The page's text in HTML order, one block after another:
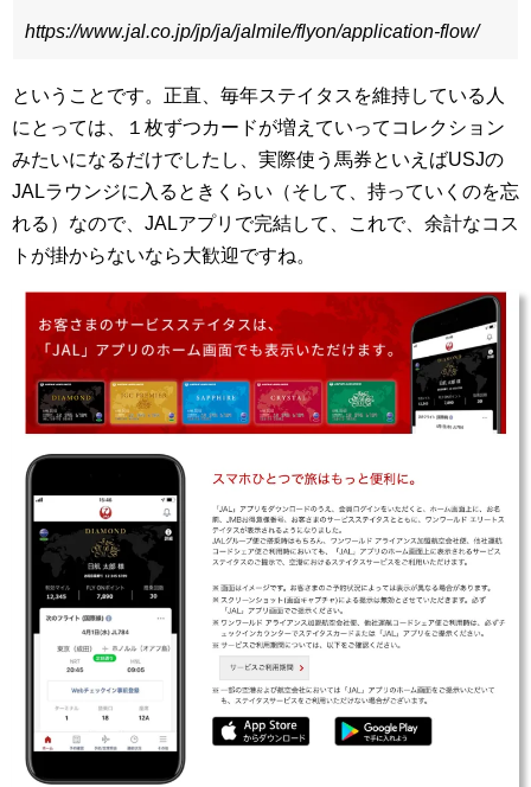
https://www.jal.co.jp/jp/ja/jalmile/flyon/application-flow/
ということです。正直、毎年ステイタスを維持している人
にとっては、１枚ずつカードが増えていってコレクション
みたいになるだけでしたし、実際使う馬券といえばUSJの
JALラウンジに入るときくらい（そして、持っていくのを忘
れる）なので、JALアプリで完結して、これで、余計なコス
トが掛からないなら大歓迎ですね。